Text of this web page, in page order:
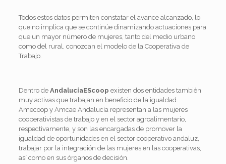
Todos estos datos permiten constatar el avance alcanzado, lo
que no implica que se continúe dinamizando actuaciones para
que un mayor número de mujeres, tanto del medio urbano
como del rural, conozcan el modelo de la Cooperativa de
Trabajo.
Dentro de AndalucíaEScoop existen dos entidades también
muy activas que trabajan en beneficio de la igualdad.
Amecoop y Amcae Andalucía representan a las mujeres
cooperativistas de trabajo y en el sector agroalimentario,
respectivamente, y son las encargadas de promover la
igualdad de oportunidades en el sector cooperativo andaluz,
trabajar por la integración de las mujeres en las cooperativas,
así como en sus órganos de decisión.